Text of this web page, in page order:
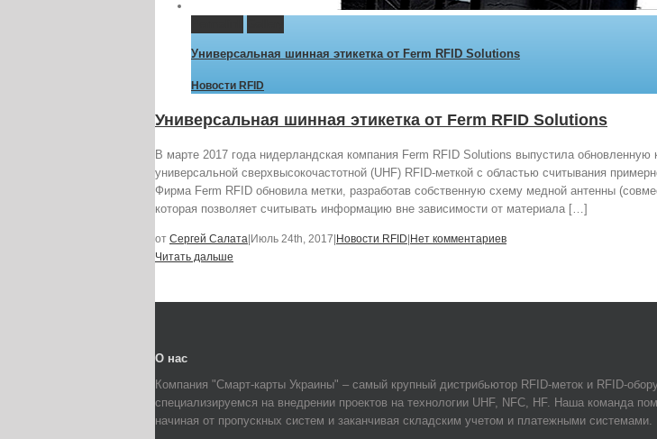
Универсальная шинная этикетка от Ferm RFID Solutions
Новости RFID
Универсальная шинная этикетка от Ferm RFID Solutions
В марте 2017 года нидерландская компания Ferm RFID Solutions выпустила обновленную
универсальной сверхвысокочастотной (UHF) RFID-меткой с областью считывания
Фирма Ferm RFID обновила метки, разработав собственную схему медной антенны
которая позволяет считывать информацию вне зависимости от материала […]
от Сергей Салата|Июль 24th, 2017|Новости RFID|Нет комментариев
Читать дальше
О нас
Компания "Смарт-карты Украины" – самый крупный дистрибьютор RFID-меток и RFID-
специализируемся на внедрении проектов на технологии UHF, NFC, HF. Наша команда
начиная от пропускных систем и заканчивая складским учетом и платежными системами.